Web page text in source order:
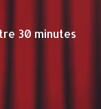
30 minutes